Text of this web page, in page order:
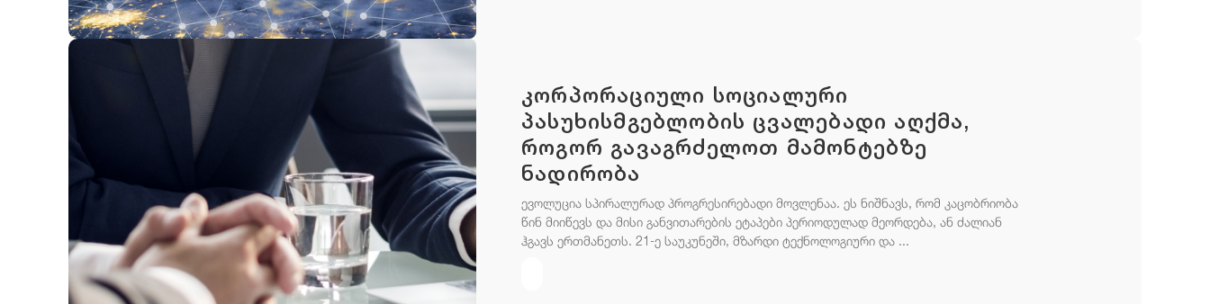
კორპორაციული სოციალური
პასუხისმგებლობის ცვალებადი აღქმა,
როგორ გავაგრძელოთ მამონტებზე
ნადირობა
ევოლუცია სპირალურად პროგრესირებადი მოვლენაა. ეს ნიშნავს, რომ კაცობრიობა
წინ მიიწევს და მისი განვითარების ეტაპები პერიოდულად მეორდება, ან ძალიან
ჰგავს ერთმანეთს. 21-ე საუკუნეში, მზარდი ტექნოლოგიური და ...